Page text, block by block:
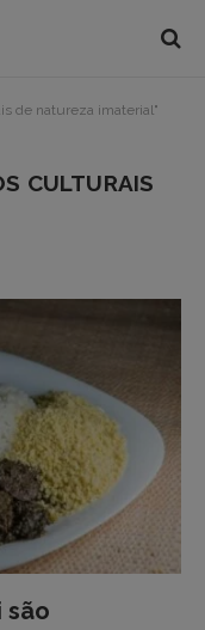
de natureza imaterial"
CULTURAIS
são